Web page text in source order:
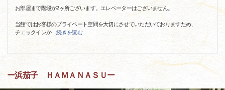
お部屋まで階段が2ヶ所ございます。エレベーターはございません。
当館ではお客様のプライベート空間を大切にさせていただいておりますため、
チェックインか…続きを読む
ー浜茄子 ＨＡＭＡＮＡＳＵー